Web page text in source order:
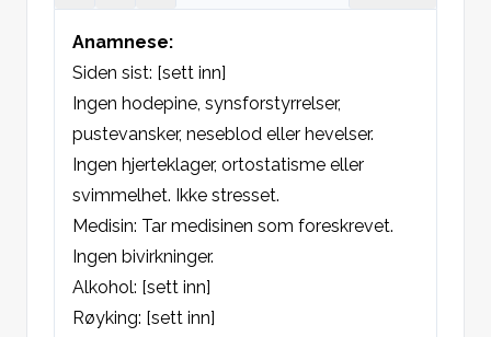
Anamnese:
Siden sist: [sett inn]
Ingen hodepine, synsforstyrrelser,
pustevansker, neseblod eller hevelser.
Ingen hjerteklager, ortostatisme eller
svimmelhet. Ikke stresset.
Medisin: Tar medisinen som foreskrevet.
Ingen bivirkninger.
Alkohol: [sett inn]
Røyking: [sett inn]